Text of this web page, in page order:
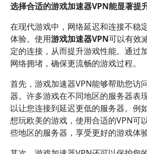
选择合适的游戏加速器VPN能显著提
在现代游戏中，网络延迟和连接不稳
体验。使用游戏加速器VPN可以有效
定的连接，从而提升游戏性能。通过
网络拥堵，确保更流畅的游戏过程。
首先，游戏加速器VPN能够帮助您访
器。许多游戏在不同地区的服务器表
以让您连接到延迟更低的服务器。例
想玩欧美的游戏，使用合适的VPN可
些地区的服务器，享受更好的游戏体验